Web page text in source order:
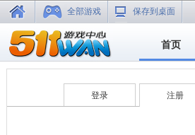
全部游戏 保存到桌面
首页
登录 注册